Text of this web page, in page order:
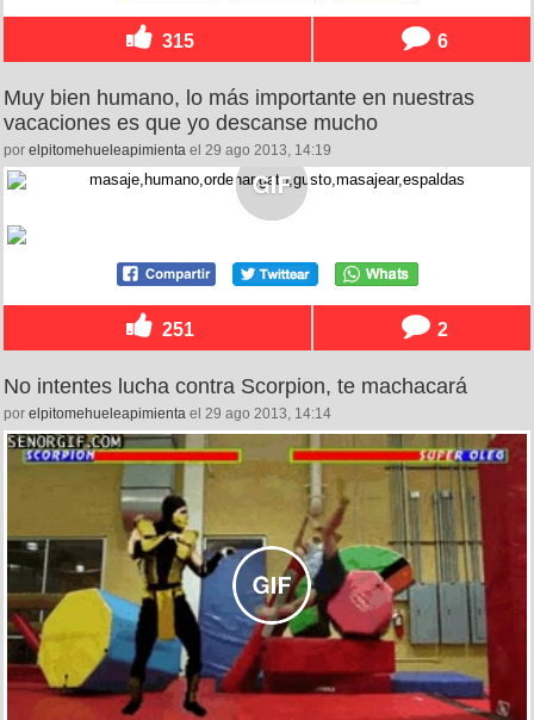
315 6
Muy bien humano, lo más importante en nuestras
vacaciones es que yo descanse mucho
por elpitomehueleapimienta el 29 ago 2013, 14:19
251 2
No intentes lucha contra Scorpion, te machacará
por elpitomehueleapimienta el 29 ago 2013, 14:14